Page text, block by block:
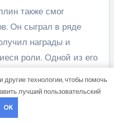
также смог
Он сыграл в ряде
награды и
роли. Одной из его
от ума». Его
интерпретация
одним из самых
технологии, чтобы помочь
лучший пользовательский
OK